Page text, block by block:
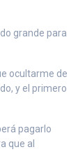
grande para
ocultarme de
y el primero
pagarlo
que al